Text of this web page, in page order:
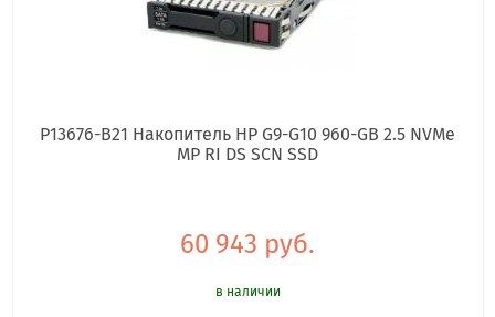
P13676-B21 Накопитель HP G9-G10 960-GB 2.5 NVMe
MP RI DS SCN SSD
60 943 руб.
в наличии